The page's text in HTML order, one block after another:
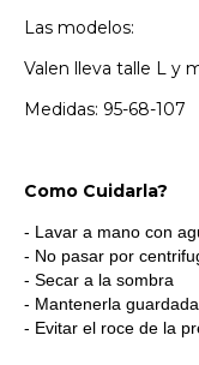
Las modelos:
Valen lleva talle L y
Medidas: 95-68-107
Como Cuidarla?
- Lavar a mano con
- No pasar por
- Secar a la sombra
- Mantenerla
- Evitar el roce de la